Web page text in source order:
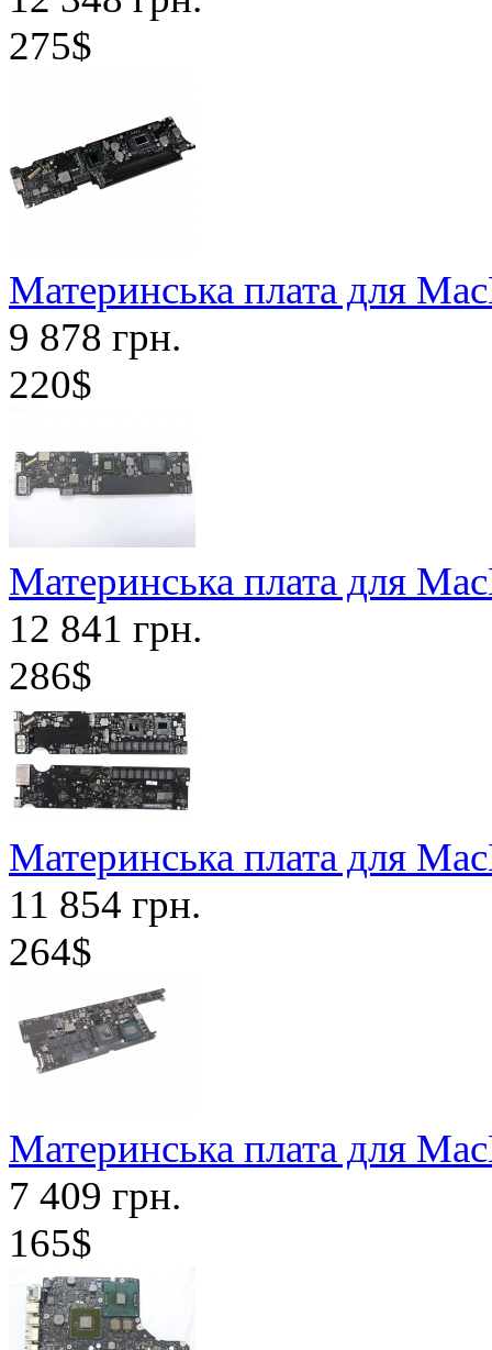
275$
Материнська плата для
9 878 грн.
220$
Материнська плата для
12 841 грн.
286$
Материнська плата для
11 854 грн.
264$
Материнська плата для
7 409 грн.
165$